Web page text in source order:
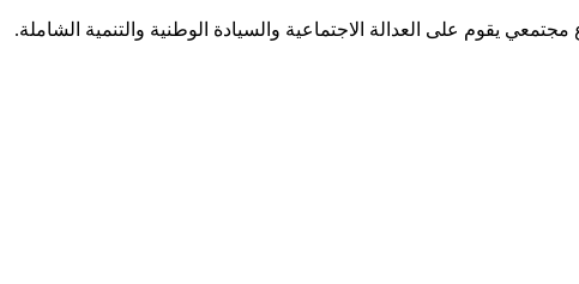
يقوم على العدالة الاجتماعية والسيادة الوطنية والتنمية الشاملة.